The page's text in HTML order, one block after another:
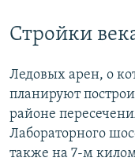
Стройки
Ледовых арен, о
планируют
районе
Лабораторного
также на 7-м